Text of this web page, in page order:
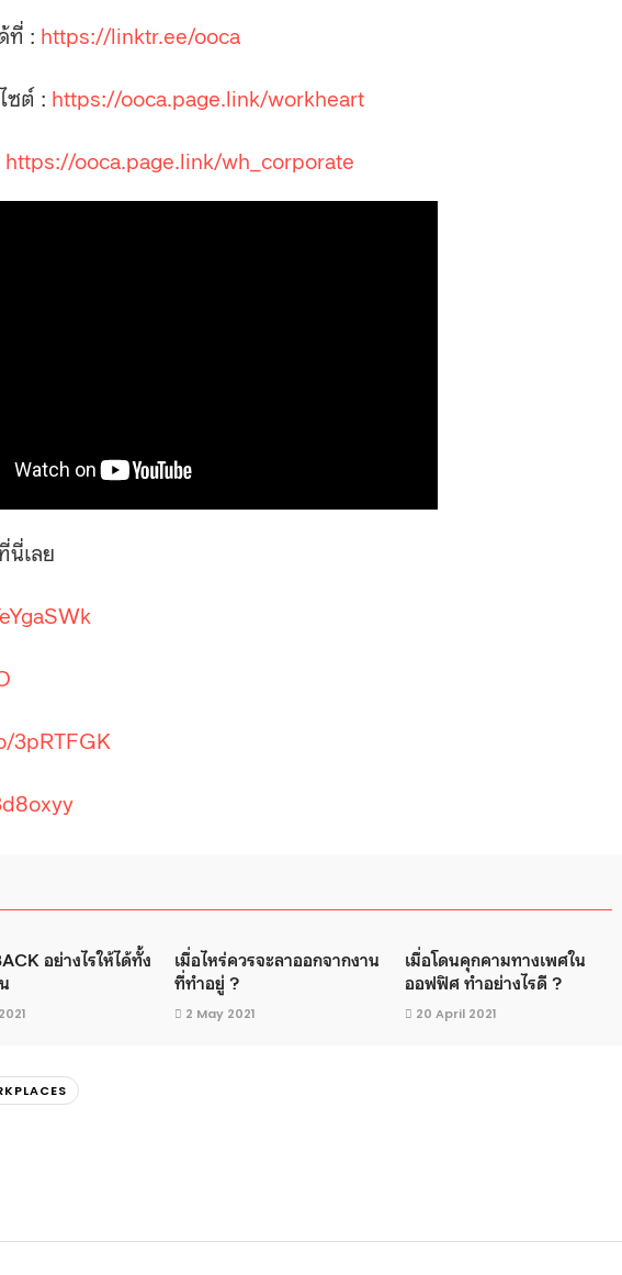
ที่ : https://linktr.ee/ooca
ซต์ : https://ooca.page.link/workheart
https://ooca.page.link/wh_corporate
นี่เลย
3pRTFGK
อย่างไรให้ได้ทั้ง
เมื่อไหร่ควรจะลาออกจากงาน
ที่ทำอยู่ ?
2 May 2021
เมื่อโดนคุกคามทางเพศใน
ออฟฟิศ ทำอย่างไรดี ?
20 April 2021